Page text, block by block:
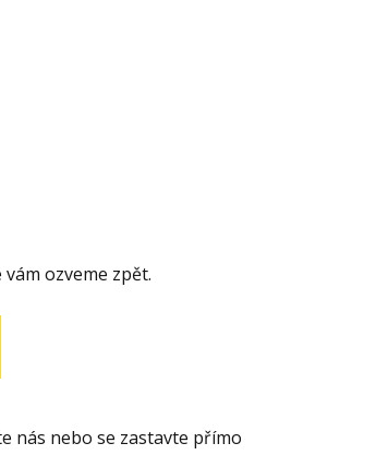
ozveme zpět.
nás nebo se zastavte přímo